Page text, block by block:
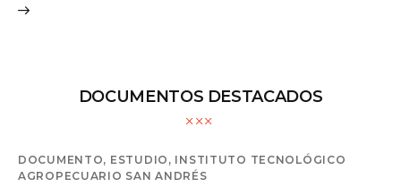
DOCUMENTOS DESTACADOS
DOCUMENTO, ESTUDIO, INSTITUTO TECNOLÓGICO
AGROPECUARIO SAN ANDRÉS